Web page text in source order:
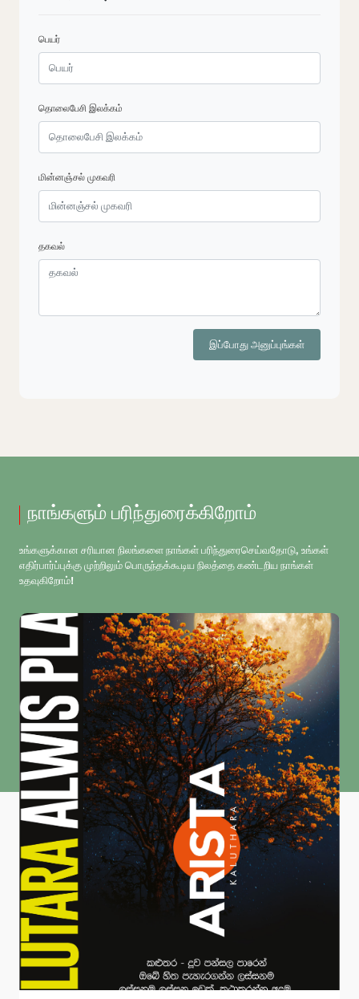
பெயர்
தொலைபேசி இலக்கம்
மின்னஞ்சல் முகவரி
தகவல்
இப்போது அனுப்புங்கள்
நாங்களும் பரிந்துரைக்கிறோம்
உங்களுக்கான சரியான நிலங்களை நாங்கள் பரிந்துரைசெய்வதோடு, உங்கள்
எதிர்பார்ப்புக்கு முற்றிலும் பொருந்தக்கூடிய நிலத்தை கண்டறிய நாங்கள்
உதவுகிறோம்!